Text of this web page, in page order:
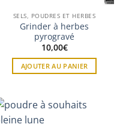
SELS, POUDRES ET HERBES
Grinder à herbes
pyrogravé
10,00€
AJOUTER AU PANIER